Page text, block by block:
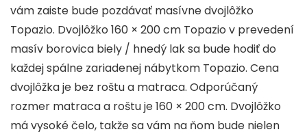
vám zaiste bude pozdávať masívne dvojlôžko
Topazio. Dvojlôžko 160 × 200 cm Topazio v prevedení
masív borovica biely / hnedý lak sa bude hodiť do
každej spálne zariadenej nábytkom Topazio. Cena
dvojlôžka je bez roštu a matraca. Odporúčaný
rozmer matraca a roštu je 160 × 200 cm. Dvojlôžko
má vysoké čelo, takže sa vám na ňom bude nielen